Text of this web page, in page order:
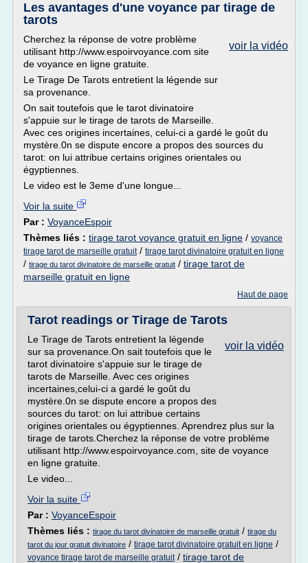
Les avantages d'une voyance par tirage de
tarots
voir la vidéo
Cherchez la réponse de votre problème
utilisant http://www.espoirvoyance.com site
de voyance en ligne gratuite.
Le Tirage De Tarots entretient la légende sur
sa provenance.
On sait toutefois que le tarot divinatoire
s'appuie sur le tirage de tarots de Marseille.
Avec ces origines incertaines, celui-ci a gardé le goût du
mystère.0n se dispute encore a propos des sources du
tarot: on lui attribue certains origines orientales ou
égyptiennes.
Le video est le 3eme d'une longue...
Voir la suite
Par : VoyanceEspoir
Thèmes liés : tirage tarot voyance gratuit en ligne / voyance
tirage tarot de marseille gratuit/ tirage tarot divinatoire gratuit en ligne
/ tirage du tarot divinatoire de marseille gratuit / tirage tarot de
marseille gratuit en ligne
Haut de page
Tarot readings or Tirage de Tarots
voir la vidéo
Le Tirage de Tarots entretient la légende
sur sa provenance.On sait toutefois que le
tarot divinatoire s'appuie sur le tirage de
tarots de Marseille. Avec ces origines
incertaines,celui-ci a gardé le goût du
mystère.0n se dispute encore a propos des
sources du tarot: on lui attribue certains
origines orientales ou égyptiennes. Aprendrez plus sur la
tirage de tarots.Cherchez la réponse de votre problème
utilisant http://www.espoirvoyance.com, site de voyance
en ligne gratuite.
Le video...
Voir la suite
Par : VoyanceEspoir
Thèmes liés : tirage du tarot divinatoire de marseille gratuit / tirage du
tarot du jour gratuit divinatoire / tirage tarot divinatoire gratuit en ligne /
voyance tirage tarot de marseille gratuit/ tirage tarot de